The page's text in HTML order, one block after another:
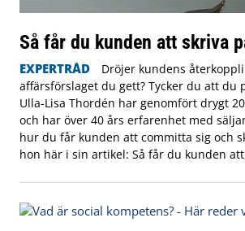
Så får du kunden att skriva
EXPERTRÅD
Dröjer kundens
affärsförslaget du gett? Tycker du att du
Ulla-Lisa Thordén har genomfört drygt
och har över 40 års erfarenhet med
hur du får kunden att committa sig och
hon här i sin artikel: Så får du kunden